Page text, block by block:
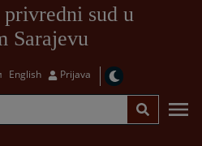
sud u
Sarajevu
English Prijava